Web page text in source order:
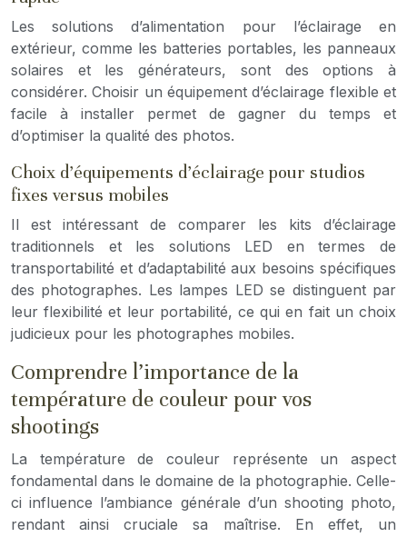
Les solutions d’alimentation pour l’éclairage en
extérieur, comme les batteries portables, les panneaux
solaires et les générateurs, sont des options à
considérer. Choisir un équipement d’éclairage flexible et
facile à installer permet de gagner du temps et
d’optimiser la qualité des photos.
Choix d’équipements d’éclairage pour studios
fixes versus mobiles
Il est intéressant de comparer les kits d’éclairage
traditionnels et les solutions LED en termes de
transportabilité et d’adaptabilité aux besoins spécifiques
des photographes. Les lampes LED se distinguent par
leur flexibilité et leur portabilité, ce qui en fait un choix
judicieux pour les photographes mobiles.
Comprendre l’importance de la
température de couleur pour vos
shootings
La température de couleur représente un aspect
fondamental dans le domaine de la photographie. Celle-
ci influence l’ambiance générale d’un shooting photo,
rendant ainsi cruciale sa maîtrise. En effet, un